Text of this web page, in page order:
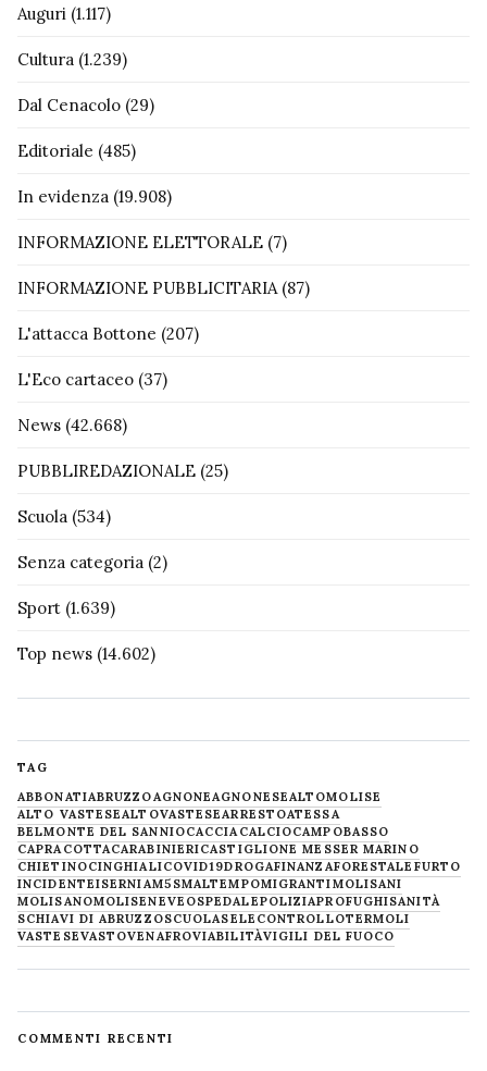
Auguri (1.117)
Cultura (1.239)
Dal Cenacolo (29)
Editoriale (485)
In evidenza (19.908)
INFORMAZIONE ELETTORALE (7)
INFORMAZIONE PUBBLICITARIA(87)
L'attacca Bottone (207)
L'Eco cartaceo (37)
News (42.668)
PUBBLIREDAZIONALE (25)
Scuola (534)
Senza categoria (2)
Sport (1.639)
Top news (14.602)
TAG
ABBONATIABRUZZOAGNONEAGNONESEALTOMOLISE
ALTO VASTESEALTOVASTESEARRESTOATESSA
BELMONTE DEL SANNIOCACCIACALCIOCAMPOBASSO
CAPRACOTTACARABINIERICASTIGLIONE MESSER MARINO
CHIETINOCINGHIALICOVID19DROGAFINANZAFORESTALE FURTO
INCIDENTEISERNIAM5SMALTEMPOMIGRANTIMOLISANI
MOLISANOMOLISENEVE OSPEDALEPOLIZIAPROFUGHISANITÀ
SCHIAVI DI ABRUZZOSCUOLASELECONTROLLOTERMOLI
VASTESEVASTOVENAFROVIABILITÀVIGILI DEL FUOCO
COMMENTI RECENTI